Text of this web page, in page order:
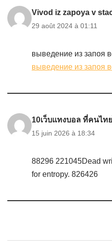
Vivod iz zapoya v
29 août 2024 à 01:11
выведение из запоя
выведение из запоя
10เว็บแทงบอล ที่คนไท
15 juin 2026 à 18:34
88296 221045Dead
for entropy. 826426